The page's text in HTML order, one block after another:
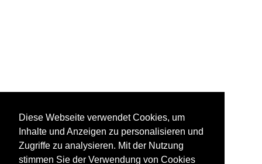
Diese Webseite verwendet Cookies, um
Inhalte und Anzeigen zu personalisieren und
Zugriffe zu analysieren. Mit der Nutzung
stimmen Sie der Verwendung von Cookies